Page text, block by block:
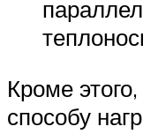
Кроме
способу